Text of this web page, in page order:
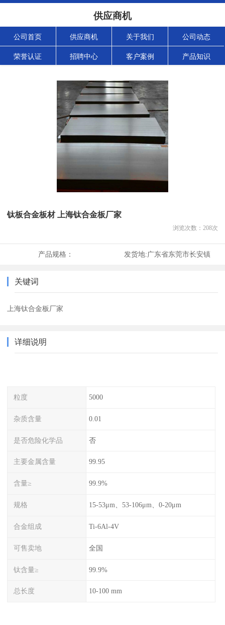
供应商机
公司首页 供应商机 关于我们 公司动态
荣誉认证 招聘中心 客户案例 产品知识
钛板合金板材 上海钛合金板厂家
浏览次数： 208次
产品规格： 发货地:广东省东莞市长安镇
关键词
上海钛合金板厂家
详细说明
粒度 5000
杂质含量 0.01
是否危险化学品 否
主要金属含量 99.95
含量≥ 99.9%
规格 15-53μm、53-106μm、0-20μm
合金组成 Ti-6Al-4V
可售卖地 全国
钛含量≥ 99.9%
总长度 10-100 mm